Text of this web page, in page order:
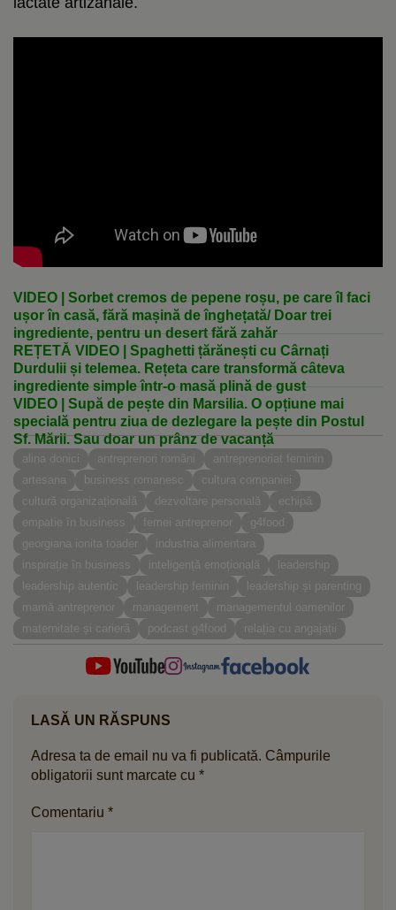
VIDEO | Sorbet cremos de pepene roșu, pe care îl faci
ușor în casă, fără mașină de înghețată/ Doar trei
ingrediente, pentru un desert fără zahăr
REȚETĂ VIDEO | Spaghetti țărănești cu Cârnați
Durdulii și telemea. Rețeta care transformă câteva
ingrediente simple într-o masă plină de gust
VIDEO | Supă de pește din Marsilia. O opțiune mai
specială pentru ziua de dezlegare la pește din Postul
Sf. Mării. Sau doar un prânz de vacanță
alina donici antreprenori români
antreprenoriat feminin
artesana
business romanesc
cultura companiei
cultură organizațională
dezvoltare personală
echipă
empatie în business
femei antreprenor
g4food
georgiana ionita toader
industria alimentara
inspirație în business
inteligență emoțională
leadership
leadership autentic
leadership feminin
leadership și parenting
mamă antreprenor
management
managementul oamenilor
maternitate și carieră
podcast g4food relația cu angajații
LASĂ UN RĂSPUNS
Adresa ta de email nu va fi publicată. Câmpurile
obligatorii sunt marcate cu *
Comentariu *